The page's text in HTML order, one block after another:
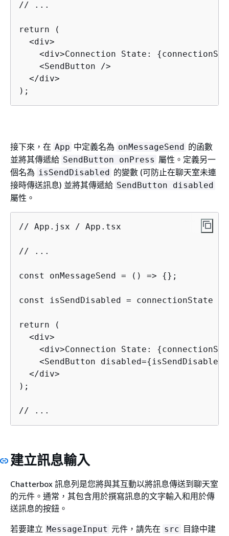
// ...
return (
  <div>
    <div>Connection State:
{
    <SendButton />
  </div>
);
接下來，在 App 中定義名為 onMessageSend 的函數
並將其傳遞給 SendButton onPress 屬性。定義另一
個名為 isSendDisabled 的變數 (可防止在聊天室未連
接時傳送訊息) 並將其傳遞給 SendButton disabled
屬性。
// App.jsx / App.tsx
// ...
const onMessageSend = () => {};
const isSendDisabled = connectionState
return (
  <div>
    <div>Connection State:
{
    <SendButton disabled=
{
  </div>
);
// ...
建立訊息輸入
Chatterbox 訊息列是您將與其互動以將訊息傳送到聊天室
的元件。通常，其包含用於撰寫訊息的文字輸入和用於傳
送訊息的按鈕。
若要建立 MessageInput 元件，請先在 src 目錄中建